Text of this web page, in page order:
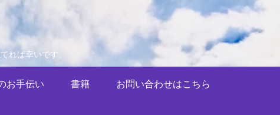
れば幸いです。
お手伝い 書籍 お問い合わせはこちら